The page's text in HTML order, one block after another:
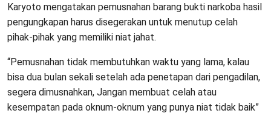
Karyoto mengatakan pemusnahan barang bukti narkoba hasil
pengungkapan harus disegerakan untuk menutup celah
pihak-pihak yang memiliki niat jahat.
“Pemusnahan tidak membutuhkan waktu yang lama, kalau
bisa dua bulan sekali setelah ada penetapan dari pengadilan,
segera dimusnahkan, Jangan membuat celah atau
kesempatan pada oknum-oknum yang punya niat tidak baik”